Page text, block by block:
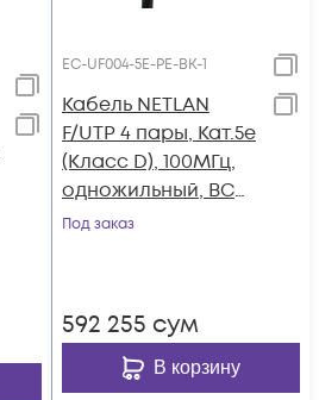
EC-UF004-5E-PE-BK-1
Кабель NETLAN
F/UTP 4 пары, Кат.5e
(Класс D), 100МГц,
одножильный, BC
(чистая медь),
Под заказ
592 255 сум
В корзину